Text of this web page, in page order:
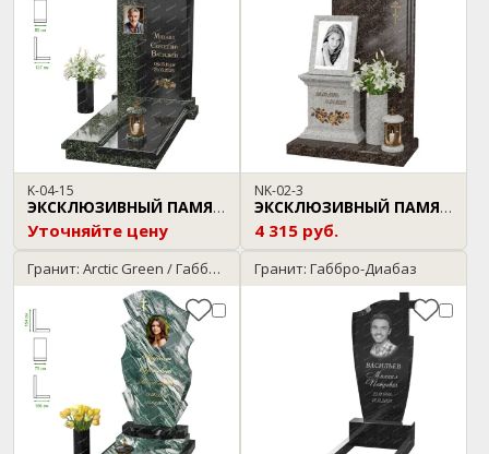
K-04-15
ЭКСКЛЮЗИВНЫЙ ПАМЯТНИК
Уточняйте цену
NK-02-3
ЭКСКЛЮЗИВНЫЙ ПАМЯТНИК
4 315 руб.
Гранит: Arctic Green / Габбро-Диабаз Гранит: Габбро-Диабаз